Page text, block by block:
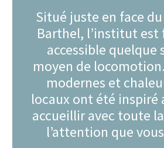
Situé juste en face
Barthel, l’institut
accessible quelque
moyen de
modernes et
locaux ont été inspiré
accueillir avec toute
l’attention que